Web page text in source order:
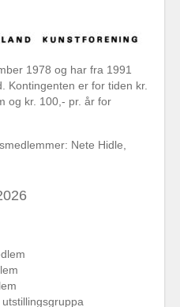
1978 og har fra 1991
Kontingenten er for tiden kr.
og kr. 100,- pr. år for
Nete Hidle,